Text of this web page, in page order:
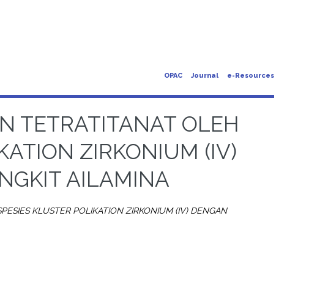
OPAC Journal e-Resources
TETRATITANAT OLEH
ZIRKONIUM (IV)
AILAMINA
KLUSTER POLIKATION ZIRKONIUM (IV) DENGAN